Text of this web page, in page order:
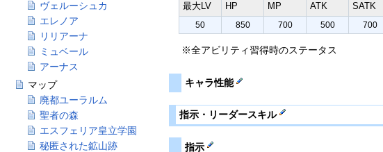
最大LV HP MP ATK SATK
50 850 700 500 700
※全アビリティ習得時のステータス
キャラ性能
指示・リーダースキル
指示
ヴェルーシュカ
エレノア
リリアーナ
ミュベール
アーナス
マップ
廃都ユーラルム
聖者の森
エスフェリア皇立学園
秘匿された鉱山跡